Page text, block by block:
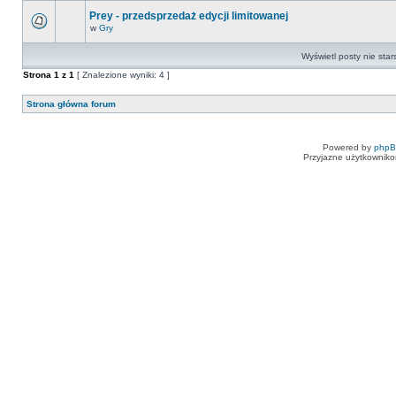
Prey - przedsprzedaż edycji limitowanej
w Gry
Wyświetl posty nie
Strona 1 z 1 [ Znalezione wyniki: 4 ]
Strona główna forum
Powered by
Przyjazne